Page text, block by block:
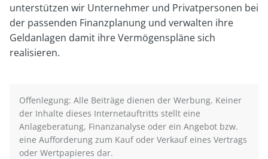
unterstützen wir Unternehmer und Privatpersonen bei
der passenden Finanzplanung und verwalten ihre
Geldanlagen damit ihre Vermögenspläne sich
realisieren.
Offenlegung: Alle Beiträge dienen der Werbung. Keiner
der Inhalte dieses Internetauftritts stellt eine
Anlageberatung, Finanzanalyse oder ein Angebot bzw.
eine Aufforderung zum Kauf oder Verkauf eines Vertrags
oder Wertpapieres dar.